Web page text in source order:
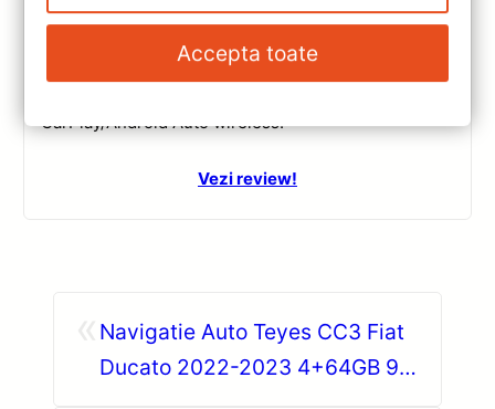
Cruiser J300: ecran QLED 2K, procesor Octa-core
CarPlay/Android Auto wireless.
Vezi review!
Navigatie Auto Teyes CC3 Fiat
Ducato 2022-2023 4+64GB 9″
Accepta toate